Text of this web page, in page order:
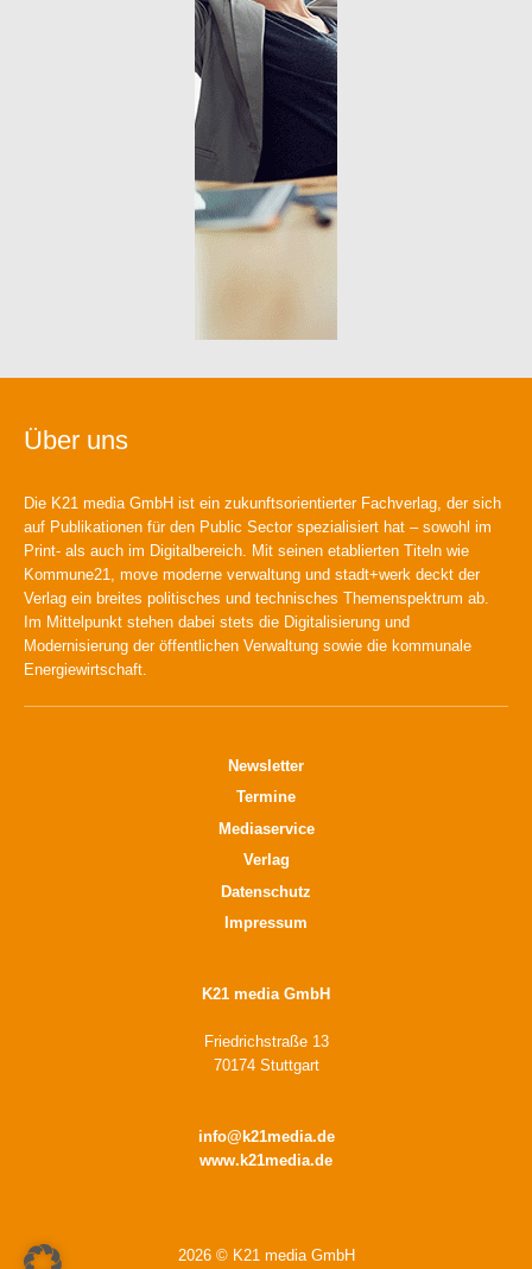
Über uns
Die K21 media GmbH ist ein zukunftsorientierter Fachverlag, der sich
auf Publikationen für den Public Sector spezialisiert hat – sowohl im
Print- als auch im Digitalbereich. Mit seinen etablierten Titeln wie
Kommune21, move moderne verwaltung und stadt+werk deckt der
Verlag ein breites politisches und technisches Themenspektrum ab.
Im Mittelpunkt stehen dabei stets die Digitalisierung und
Modernisierung der öffentlichen Verwaltung sowie die kommunale
Energiewirtschaft.
Newsletter
Termine
Mediaservice
Verlag
Datenschutz
Impressum
K21 media GmbH
Friedrichstraße 13
70174 Stuttgart
info@k21media.de
www.k21media.de
2026 © K21 media GmbH